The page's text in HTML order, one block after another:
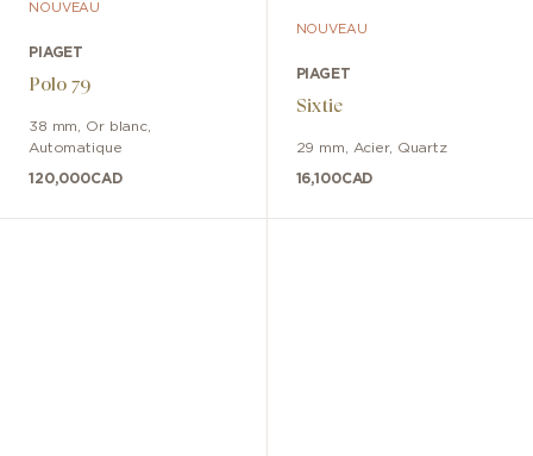
NOUVEAU
PIAGET
Polo 79
38 mm Or blanc
Automatique
120,000CAD
NOUVEAU
PIAGET
Sixtie
29 mm Acier, Quartz
16,100CAD